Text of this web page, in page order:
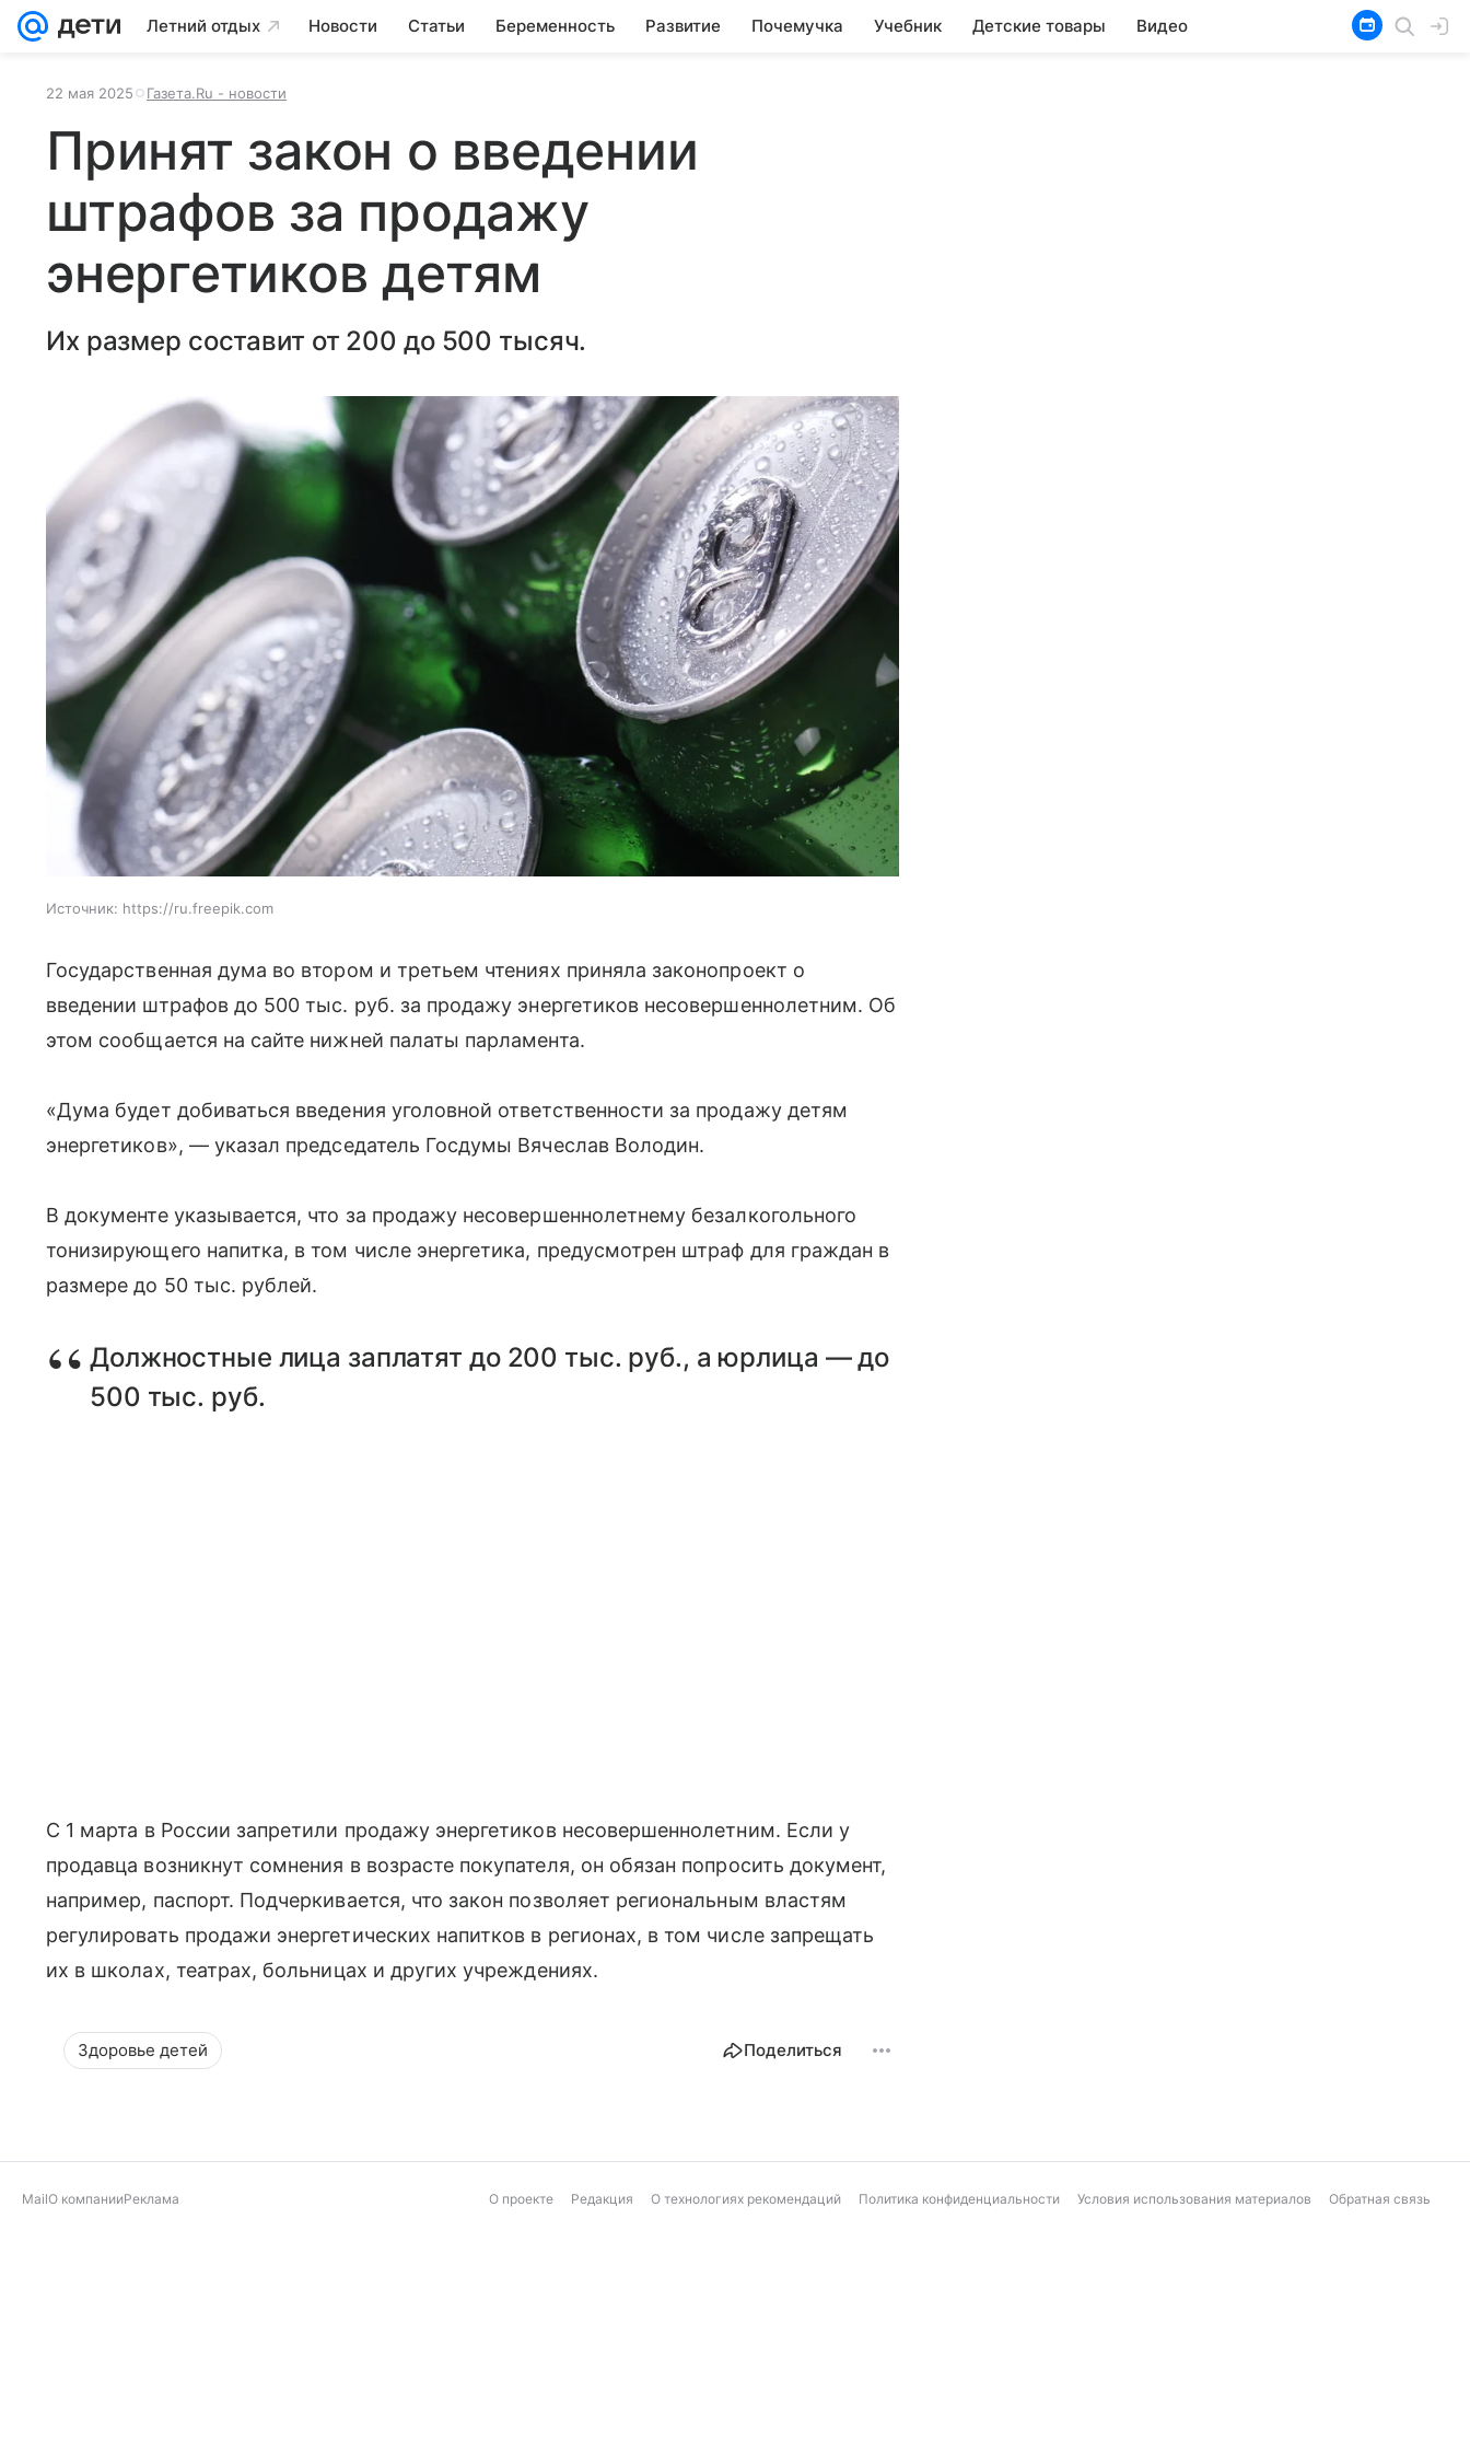
Летний отдых Новости Статьи Беременность Развитие Почемучка Учебник Детские товары Видео
22 мая 2025 Газета.Ru - новости
Принят закон о введении
штрафов за продажу
энергетиков детям
Их размер составит от 200 до 500 тысяч.
Источник: https://ru.freepik.com
Государственная дума во втором и третьем чтениях приняла законопроект о
введении штрафов до 500 тыс. руб. за продажу энергетиков несовершеннолетним. Об
этом сообщается на сайте нижней палаты парламента.
«Дума будет добиваться введения уголовной ответственности за продажу детям
энергетиков», — указал председатель Госдумы Вячеслав Володин.
В документе указывается, что за продажу несовершеннолетнему безалкогольного
тонизирующего напитка, в том числе энергетика, предусмотрен штраф для граждан в
размере до 50 тыс. рублей.
Должностные лица заплатят до 200 тыс. руб., а юрлица — до
500 тыс. руб.
С 1 марта в России запретили продажу энергетиков несовершеннолетним. Если у
продавца возникнут сомнения в возрасте покупателя, он обязан попросить документ,
например, паспорт. Подчеркивается, что закон позволяет региональным властям
регулировать продажи энергетических напитков в регионах, в том числе запрещать
их в школах, театрах, больницах и других учреждениях.
Здоровье детей Поделиться
MailО компанииРеклама О проекте Редакция О технологиях рекомендаций Политика конфиденциальности Условия использования материалов Обратная связь